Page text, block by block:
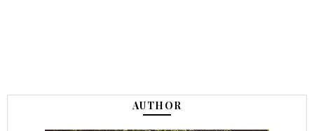
AUTHOR